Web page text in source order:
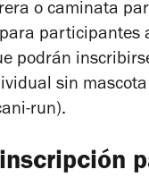
o caminata
participantes
podrán
sin
run).